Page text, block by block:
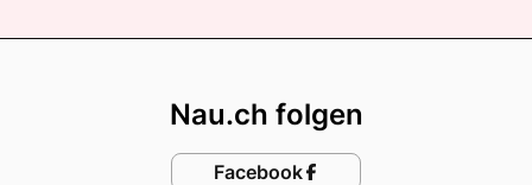
Nau.ch folgen
Facebook